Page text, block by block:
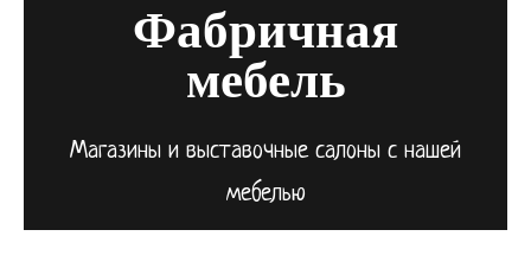
Фабричная
мебель
Магазины и выставочные салоны с нашей
мебелью